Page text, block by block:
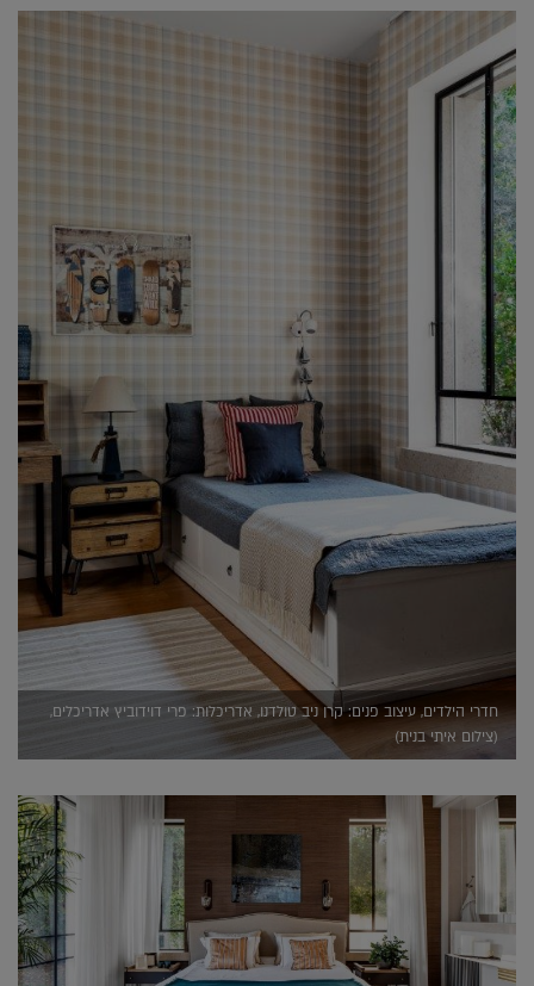
חדרי הילדים, עיצוב פנים: קרן ניב טולדנו, אדריכלות: פרי דוידוביץ אדריכלים,
(צילום איתי בנית)